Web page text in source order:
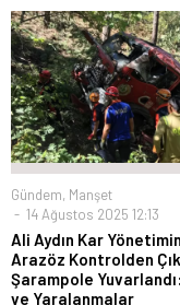
Gündem, Manşet
14 Ağustos 2025 12:13
Ali Aydın Kar
Arazöz Kontrolden
Şarampole
ve Yaralanmalar